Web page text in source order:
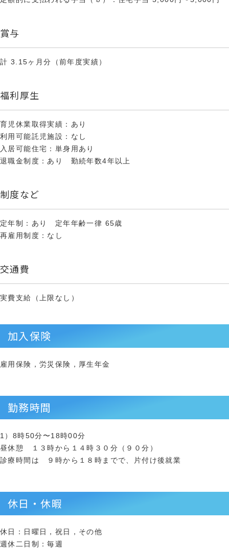
賞与
計 3.15ヶ月分（前年度実績）
福利厚生
育児休業取得実績：あり
利用可能託児施設：なし
入居可能住宅：単身用あり
退職金制度：あり 勤続年数4年以上
制度など
定年制：あり 定年年齢一律 65歳
再雇用制度：なし
交通費
実費支給（上限なし）
加入保険
雇用保険，労災保険，厚生年金
勤務時間
1）8時50分〜18時00分
昼休憩 １３時から１４時３０分（９０分）
診療時間は ９時から１８時までで、片付け後就業
休日・休暇
休日：日曜日，祝日，その他
週休二日制：毎週